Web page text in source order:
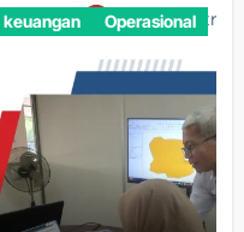
keuangan Operasional